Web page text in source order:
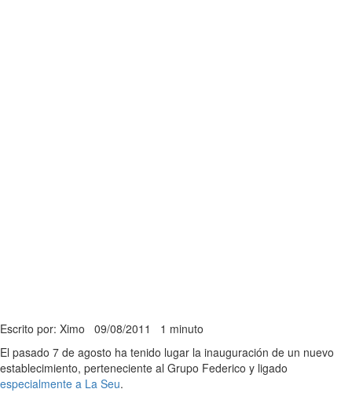
Escrito por: Ximo 09/08/2011 1 minuto
El pasado 7 de agosto ha tenido lugar la inauguración de un nuevo
establecimiento, perteneciente al Grupo Federico y ligado
especialmente a La Seu.